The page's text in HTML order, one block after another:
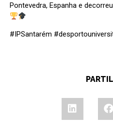
Pontevedra, Espanha e
#IPSantarém